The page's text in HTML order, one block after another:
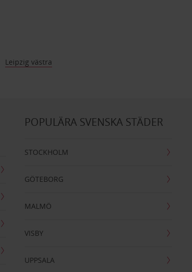
Leipzig västra
POPULÄRA SVENSKA STÄDER
STOCKHOLM
GÖTEBORG
MALMÖ
VISBY
UPPSALA